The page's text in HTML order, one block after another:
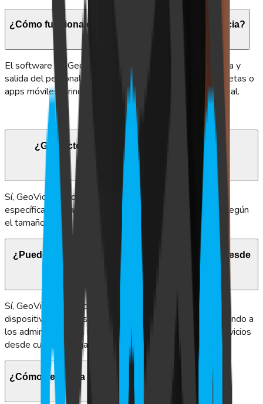
¿Cómo funciona el sistema de control de asistencia?
El software de GeoVictoria registra las horas de entrada y
salida del personal mediante métodos biométricos, tarjetas o
apps móviles, brindando informes precisos en tiempo real.
¿GeoVictoria ofrece personalización de sus
soluciones?
Sí, GeoVictoria adapta sus sistemas a las necesidades
específicas de cada empresa, ajustando la plataforma según
el tamaño y requerimientos de la organización.
¿Puedo acceder a los servicios de GeoVictoria desde
diferentes dispositivos?
Sí, GeoVictoria ofrece acceso a su plataforma desde
dispositivos móviles, tabletas y computadores, permitiendo a
los administradores monitorear la asistencia y otros servicios
desde cualquier lugar.
¿Cómo se marca la asistencia con GeoVictoria?